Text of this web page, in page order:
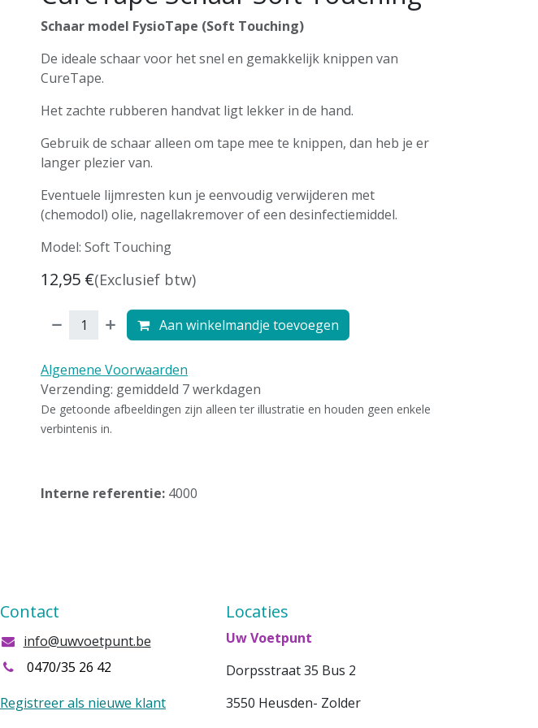
Schaar model FysioTape (Soft Touching)
De ideale schaar voor het snel en gemakkelijk knippen van
CureTape.
Het zachte rubberen handvat ligt lekker in de hand.
Gebruik de schaar alleen om tape mee te knippen, dan heb je er
langer plezier van.
Eventuele lijmresten kun je eenvoudig verwijderen met
(chemodol) olie, nagellakremover of een desinfectiemiddel.
Model: Soft Touching
12,95 €(Exclusief btw)
Aan winkelmandje toevoegen
Algemene Voorwaarden
Verzending: gemiddeld 7 werkdagen
De getoonde afbeeldingen zijn alleen ter illustratie en houden geen enkele
verbintenis in.
Interne referentie: 4000
Contact
info@uwvoetpunt.be
0470/35 26 42
Registreer als nieuwe klant
Locaties
Uw Voetpunt
Dorpsstraat 35 Bus 2
3550 Heusden- Zolder